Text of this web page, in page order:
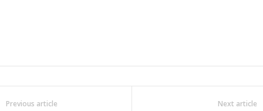
Previous article Next article